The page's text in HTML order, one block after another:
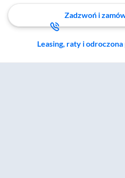
Zadzwoń i
Leasing, raty i